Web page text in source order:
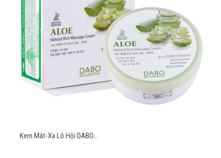
Kem Mát-Xa Lô Hội DABO...